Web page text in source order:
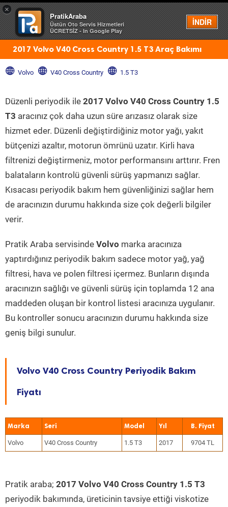
×
PratikAraba
Üstün Oto Servis Hizmetleri
ÜCRETSİZ - In Google Play
İNDİR
Menü
2017 Volvo V40 Cross Country 1.5 T3 Araç Bakımı
Volvo V40 Cross Country 1.5 T3
Düzenli periyodik ile 2017 Volvo V40 Cross Country 1.5
T3 aracınız çok daha uzun süre arızasız olarak size
hizmet eder. Düzenli değiştirdiğiniz motor yağı, yakıt
bütçenizi azaltır, motorun ömrünü uzatır. Kirli hava
filtrenizi değiştirmeniz, motor performansını arttırır. Fren
balataların kontrolü güvenli sürüş yapmanızı sağlar.
Kısacası periyodik bakım hem güvenliğinizi sağlar hem
de aracınızın durumu hakkında size çok değerli bilgiler
verir.
Pratik Araba servisinde Volvo marka aracınıza
yaptırdığınız periyodik bakım sadece motor yağ, yağ
filtresi, hava ve polen filtresi içermez. Bunların dışında
aracınızın sağlığı ve güvenli sürüş için toplamda 12 ana
maddeden oluşan bir kontrol listesi aracınıza uygulanır.
Bu kontroller sonucu aracınızın durumu hakkında size
geniş bilgi sunulur.
Volvo V40 Cross Country Periyodik Bakım
Fiyatı
Marka Seri Model Yıl
Volvo V40 Cross Country 1.5 T3 2017 9704 TL
Pratik araba; 2017 Volvo V40 Cross Country 1.5 T3
periyodik bakımında, üreticinin tavsiye ettiği viskotize